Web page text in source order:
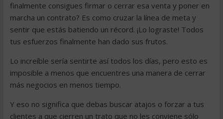
finalmente consigues firmar o cerrar esa venta y poner en
marcha un contrato? Es como cruzar la línea de meta y
sentir que estás batiendo un récord. ¡Lo lograste! Todos
tus esfuerzos finalmente han dado sus frutos.
Lo increíble sería sentirte así todos los días, pero esto es
imposible a menos que encuentres una manera de cerrar
más negocios en menos tiempo.
Y eso no significa que debas buscar atajos o forzar a tus
clientes a que cierren un trato que no les conviene sólo